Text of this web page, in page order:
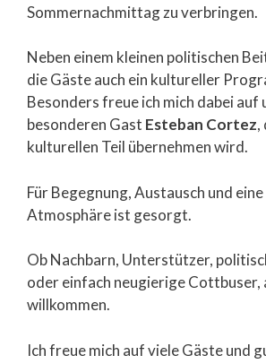
Sommernachmittag zu verbringen.
Neben einem kleinen politischen
die Gäste auch ein kultureller
Besonders freue ich mich dabei auf
besonderen Gast Esteban Cortez,
kulturellen Teil übernehmen wird.
Für Begegnung, Austausch und
Atmosphäre ist gesorgt.
Ob Nachbarn, Unterstützer,
oder einfach neugierige Cottbuser,
willkommen.
Ich freue mich auf viele Gäste und